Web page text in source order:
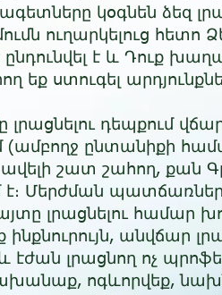
կօգնեն ձեզ
ուղարկելուց
է և Դուք
եք ստուգել
լրացնելու դեպքում
ընտանիքի
շատ շահող, քան
Մերժման
լրացնելու համար
անվճար
էժան լրացնող ոչ
ոգևորվեք,